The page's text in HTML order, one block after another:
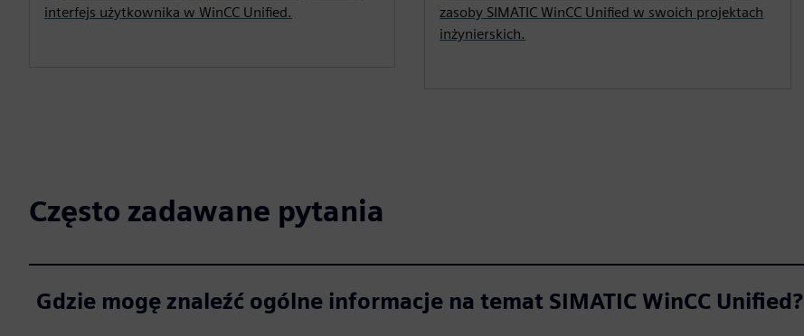
interfejs użytkownika w WinCC Unified.
zasoby SIMATIC WinCC Unified w swoich projektach
inżynierskich.
Często zadawane pytania
Gdzie mogę znaleźć ogólne informacje na temat SIMATIC WinCC Unified?